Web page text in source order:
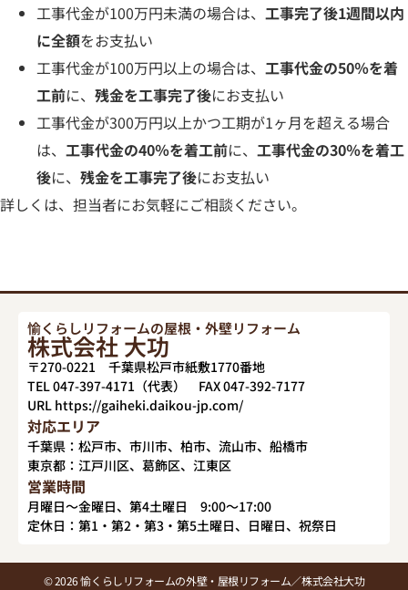
工事代金が100万円未満の場合は、 工事完了後1週間以内
に全額をお支払い
工事代金が100万円以上の場合は、 工事代金の50％を着
工前に、 残金を工事完了後にお支払い
工事代金が300万円以上かつ工期が1ヶ月を超える場合
は、 工事代金の40％を着工前に、 工事代金の30％を着工
後に、 残金を工事完了後にお支払い
詳しくは、担当者にお気軽にご相談ください。
愉くらしリフォームの屋根・外壁リフォーム
株式会社 大功
〒270-0221 千葉県松戸市紙敷1770番地
TEL 047-397-4171（代表） FAX 047-392-7177
URL https://gaiheki.daikou-jp.com/
対応エリア
千葉県：松戸市、市川市、柏市、流山市、船橋市
東京都：江戸川区、葛飾区、江東区
営業時間
月曜日～金曜日、第4土曜日 9:00～17:00
定休日：第1・第2・第3・第5土曜日、日曜日、祝祭日
© 2026 愉くらしリフォームの外壁・屋根リフォーム／株式会社大功